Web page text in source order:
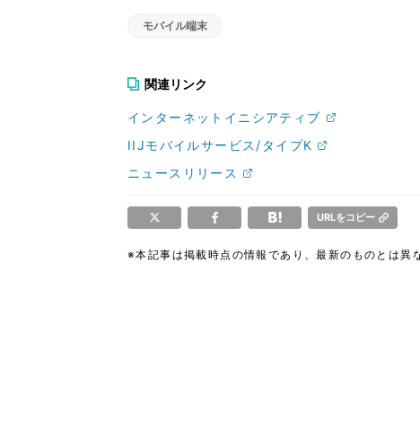
モバイル端末
関連リンク
インターネットイニシアティブ
IIJモバイルサービス/タイプK
ニュースリリース
URLをコピー
※本記事は掲載時点の情報であり、最新のものとは異